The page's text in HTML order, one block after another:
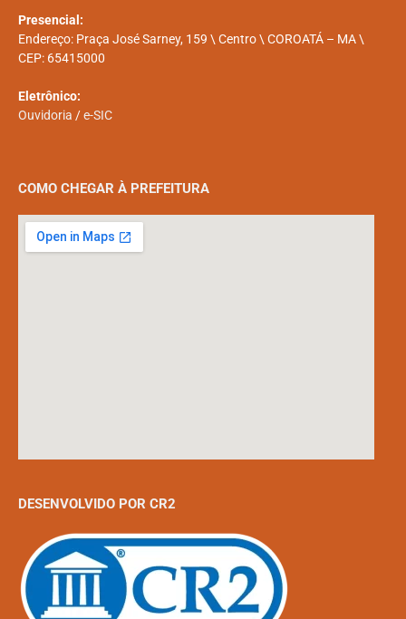
Presencial:
Endereço: Praça José Sarney, 159 \ Centro \ COROATÁ – MA \
CEP: 65415000
Eletrônico:
Ouvidoria /e-SIC
COMO CHEGAR À PREFEITURA
DESENVOLVIDO POR CR2